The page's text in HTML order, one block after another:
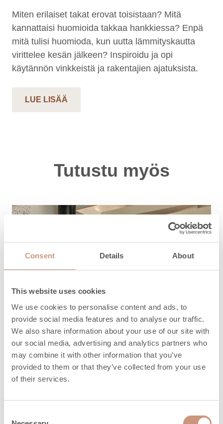
Consent Details About
This website uses cookies
We use cookies to personalise content and ads, to
provide social media features and to analyse our traffic.
We also share information about your use of our site with
our social media, advertising and analytics partners who
may combine it with other information that you’ve
provided to them or that they’ve collected from your use
of their services.
Miten erilaiset takat erovat toisistaan? Mitä
kannattaisi huomioida takkaa hankkiessa? Enpä
mitä tulisi huomioda, kun uutta lämmityskautta
virittelee kesän jälkeen? Inspiroidu ja opi
käytännön vinkkeistä ja rakentajien ajatuksista.
LUE LISÄÄ
Tutustu myös